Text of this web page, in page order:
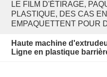
LE FILM D'ÉTIRAGE,
PLASTIQUE, DES CAS
EMPAQUETTENT POUR
Haute machine
Ligne en plastique